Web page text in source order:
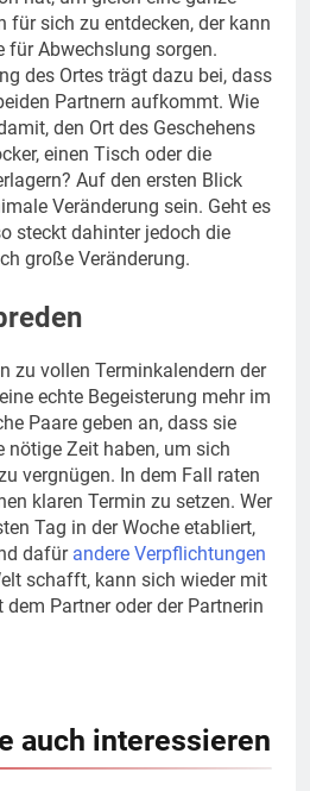
für sich zu entdecken, der kann
für Abwechslung sorgen.
des Ortes trägt dazu bei, dass
Partnern aufkommt. Wie
den Ort des Geschehens
einen Tisch oder die
Auf den ersten Blick
Veränderung sein. Geht es
steckt dahinter jedoch die
große Veränderung.
zu vollen Terminkalendern der
echte Begeisterung mehr im
Paare geben an, dass sie
Zeit haben, um sich
vergnügen. In dem Fall raten
klaren Termin zu setzen. Wer
Tag in der Woche etabliert,
dafür andere Verpflichtungen
schafft, kann sich wieder mit
Partner oder der Partnerin
auch interessieren